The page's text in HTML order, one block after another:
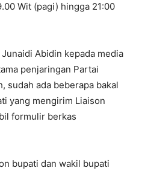
Wit (pagi) hingga 21:00
Abidin kepada media
penjaringan Partai
sudah ada beberapa bakal
yang mengirim Liaison
formulir berkas
bupati dan wakil bupati